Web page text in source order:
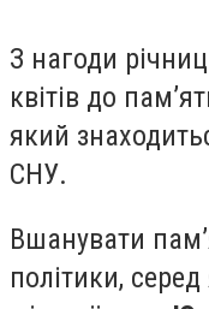
З нагоди
квітів до
який
СНУ.
Вшанувати
політики,